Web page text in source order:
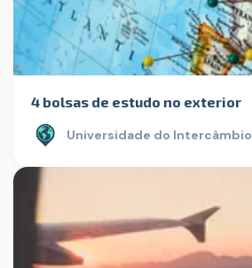
4 bolsas de estudo no exterior
Universidade do Intercâmbio